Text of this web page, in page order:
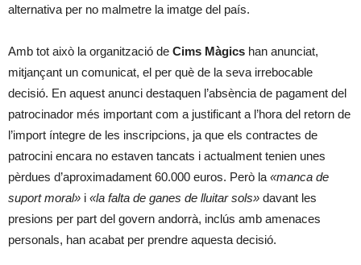
alternativa per no malmetre la imatge del país.
Amb tot això la organització de Cims Màgics han anunciat,
mitjançant un comunicat, el per què de la seva irrebocable
decisió. En aquest anunci destaquen l’absència de pagament del
patrocinador més important com a justificant a l’hora del retorn de
l’import íntegre de les inscripcions, ja que els contractes de
patrocini encara no estaven tancats i actualment tenien unes
pèrdues d’aproximadament 60.000 euros. Però la «manca de
suport moral» i «la falta de ganes de lluitar sols» davant les
presions per part del govern andorrà, inclús amb amenaces
personals, han acabat per prendre aquesta decisió.